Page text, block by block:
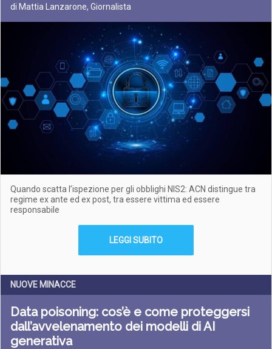
di Mattia Lanzarone, Giornalista
Quando scatta l’ispezione per gli obblighi NIS2: ACN distingue tra
regime ex ante ed ex post, tra essere vittima ed essere
responsabile
LEGGI SUBITO
NUOVE MINACCE
Data poisoning: cos’è e come proteggersi
dall’avvelenamento dei modelli di AI
generativa